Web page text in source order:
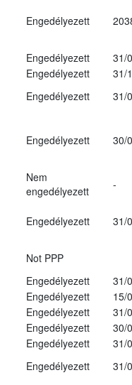
Engedélyezett
Engedélyezett
31/
Engedélyezett
31/
Engedélyezett
31/
Engedélyezett 30/
Nem
engedélyezett
-
Engedélyezett 31/
Not PPP
Engedélyezett
31/
Engedélyezett
15/
Engedélyezett
31/
Engedélyezett
30/
Engedélyezett
31/
Engedélyezett
31/